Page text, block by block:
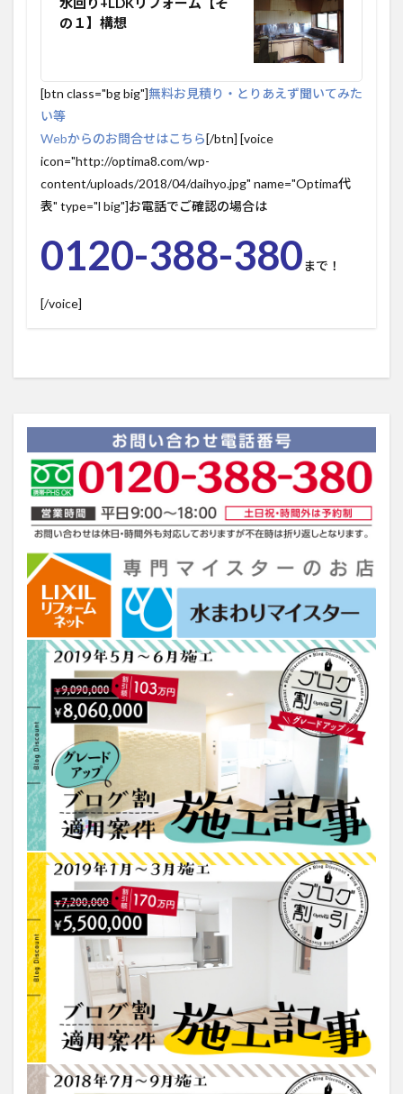
の１】構想
[btn class="bg big"]無料お見積り・とりあえず聞いてみた
い等
Webからのお問合せはこちら[/btn] [voice
icon="http://optima8.com/wp-
content/uploads/2018/04/daihyo.jpg" name="Optima代
表" type="l big"]お電話でご確認の場合は
0120-388-380まで！
[/voice]